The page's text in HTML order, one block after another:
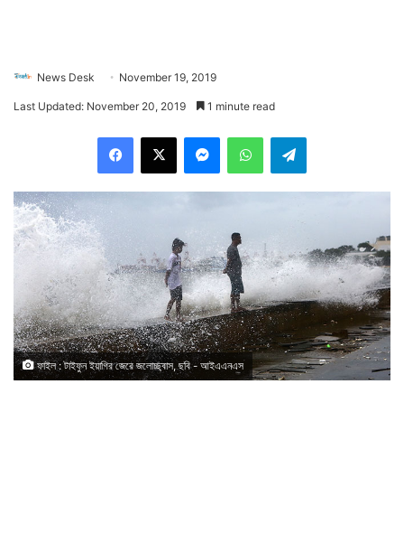
News Desk November 19, 2019
Last Updated: November 20, 2019 1 minute read
ফাইল : টাইফুন ইয়াগির জেরে জলোচ্ছ্বাস, ছবি - আইএএনএস